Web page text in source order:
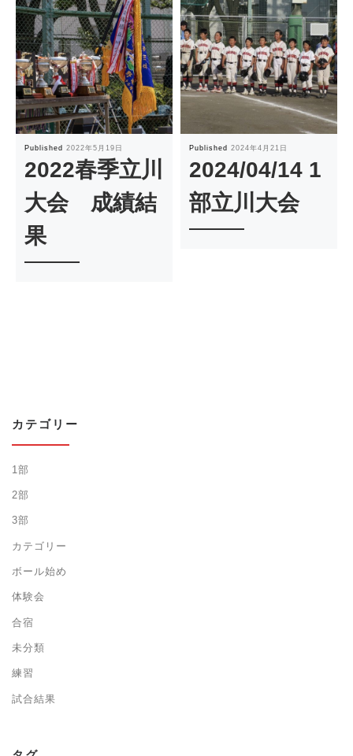
Published 2022年5月19日
2022春季立川
大会 成績結
果
Published 2024年4月21日
2024/04/14 1
部立川大会
カテゴリー
1部
2部
3部
カテゴリー
ボール始め
体験会
合宿
未分類
練習
試合結果